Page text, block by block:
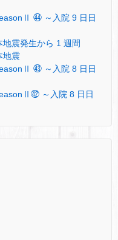
㊹ ～入院 9 日日
地震発生から 1 週間
地震
㊸ ～入院 8 日日
㊷ ～入院 8 日日